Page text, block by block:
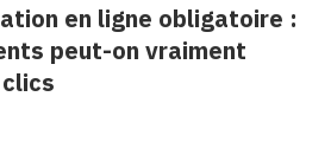
en ligne obligatoire :
peut-on vraiment